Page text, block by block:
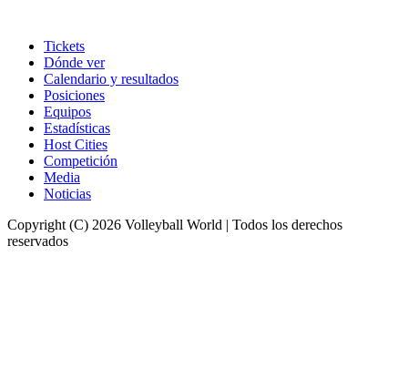
Tickets
Dónde ver
Calendario y resultados
Posiciones
Equipos
Estadísticas
Host Cities
Competición
Media
Noticias
Copyright (C) 2026 Volleyball World | Todos los derechos
reservados